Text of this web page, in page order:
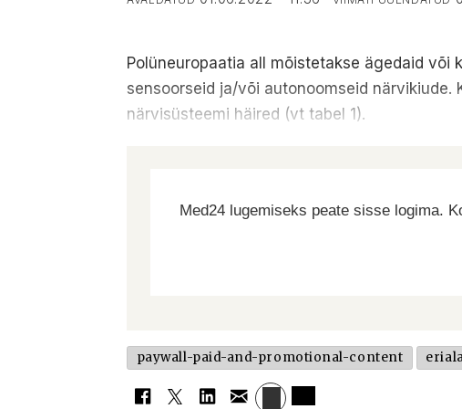
Polüneuropaatia all mõistetakse ägedaid
sensoorseid ja/või autonoomseid
närvisüsteemi häired (vt tabel 1).
Med24 lugemiseks peate sisse logima.
paywall-paid-and-promotional-content